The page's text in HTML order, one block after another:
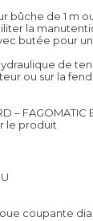
bûche de 1 m
la
butée pour
de
ou sur la
– FAGOMATIC
le produit
coupante